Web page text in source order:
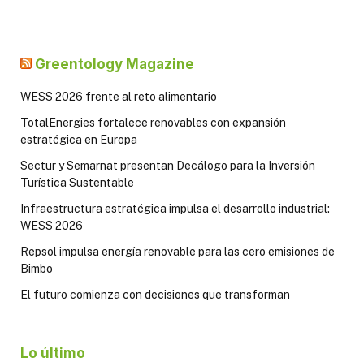
Greentology Magazine
WESS 2026 frente al reto alimentario
TotalEnergies fortalece renovables con expansión
estratégica en Europa
Sectur y Semarnat presentan Decálogo para la Inversión
Turística Sustentable
Infraestructura estratégica impulsa el desarrollo industrial:
WESS 2026
Repsol impulsa energía renovable para las cero emisiones de
Bimbo
El futuro comienza con decisiones que transforman
Lo último